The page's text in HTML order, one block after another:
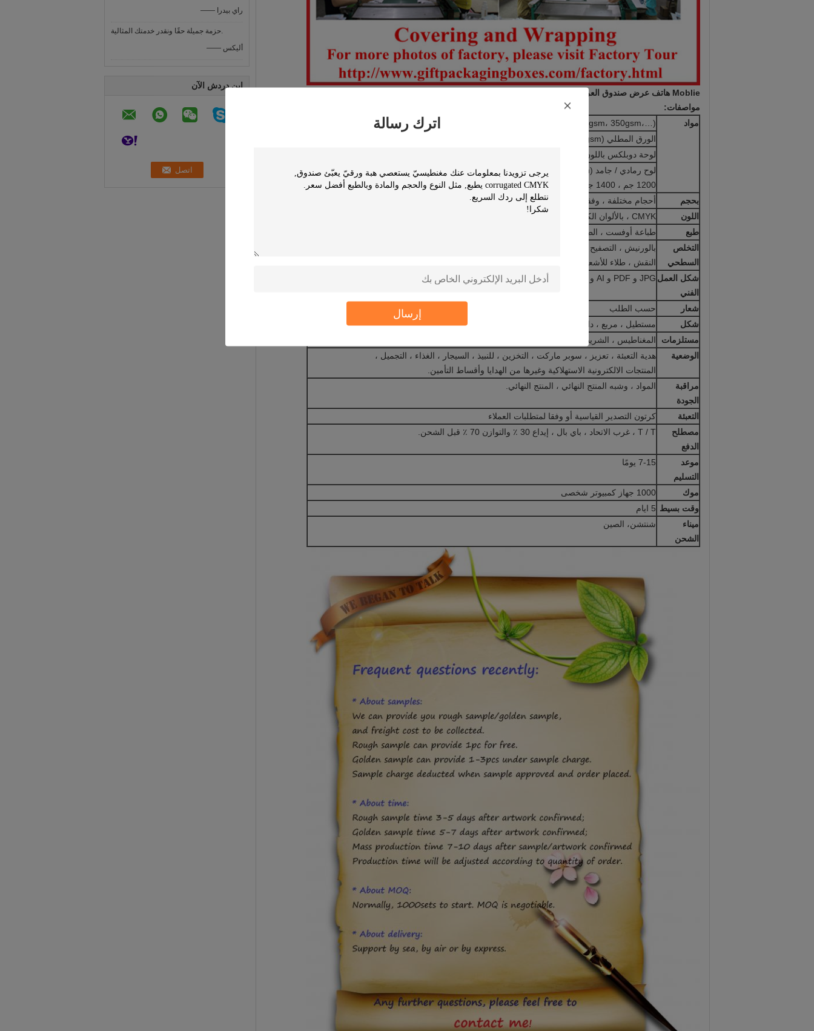
اترك رسالة
إرسال
—— راي بيدرا
حزمة جميلة حقًا ونقدر خدمتك المثالية.
—— أليكس
ابن دردش الآن
Moblie هاتف عرض صندوق العرض علبة ، تعزيز علب تغليف الهدايا للساعات / مجوهرات
مواصفات:
مواد
Ivory / Card card (210gsm، 250gsm، 300gsm، 350gsm،…)
الورق المطلي (128gsm ، 157gsm ، 200gsm ، 250gsm ، 300gsm ، ...)
لوحة دوبلكس باللون الرمادي (250 جم ، 300 جم ، 350 جم ، ...)
لوح رمادي / جامد (600gsm، 800gsm، 900 gsm، 1100gsm،
1200 جم ، 1400 جم ، 1800 جم ، ...)
بحجم
أحجام مختلفة ، وفقا لمتطلبات العملاء المحددة
اللون
CMYK ، بالألوان الكاملة أو Pantone ، ...
طبع
طباعة أوفست ، الطباعة الرقمية ، طباعة الحرير ، ...
التخلص
السطحي
بالورنيش ، التصفيح لامعة ، مات التصفيح ، الذهب / الفضة الساخن ختم ،
النقش ، طلاء للأشعة فوق البنفسجية ، ختم احباط ، يتدفقون ، تأثير الهولوغرام ...
شكل العمل
الفني
JPG و PDF و AI و CDR و EPS و GIF….
شعار
حسب الطلب
شكل
مستطيل ، مربع ، دائري ، بيضوي وشكل خاص آخر
مستلزمات
المغناطيس ، الشريط ، شكل إيفا ، علبة بلاستيكية ، الاسفنج ، نافذة PVC / PET / PP ، ...
الوضعية
هدية التعبئة ، تعزيز ، سوبر ماركت ، التخزين ، للنبيذ ، السيجار ، الغذاء ، التجميل ،
المنتجات الالكترونية الاستهلاكية وغيرها من الهدايا وأقساط التأمين.
مراقبة
الجودة
المواد ، وشبه المنتج النهائي ، المنتج النهائي.
التعبئة
كرتون التصدير القياسية أو وفقا لمتطلبات العملاء
مصطلح
الدفع
T / T ، غرب الاتحاد ، باي بال ، إيداع 30 ٪ والتوازن 70 ٪ قبل الشحن.
موعد
التسليم
7-15 يومًا
موك
1000 جهاز كمبيوتر شخصى
وقت بسيط 5 ايام
ميناء
الشحن
شنتشن، الصين